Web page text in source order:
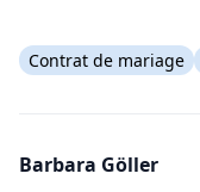
Contrat de mariage
Barbara Göller